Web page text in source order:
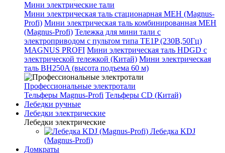
Мини электрические тали
Мини электрическая таль стационарная МЕН (Magnus-
Profi) Мини электрическая таль комбинированная МЕН
(Magnus-Profi) Тележка для мини тали с
электроприводом с пультом типа TE1P (230В,50Гц)
MAGNUS PROFI Мини электрическая таль HDGD с
электрической тележкой (Китай) Мини электрическая
таль BH250A (высота подъема 60 м)
Профессиональные электротали
Тельферы Magnus-Profi Тельферы CD (Китай)
Лебедки ручные
Лебедки электрические
Лебедки электрические
Лебедка KDJ
(Magnus-Profi)
Домкраты